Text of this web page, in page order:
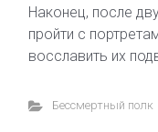
Наконец, после
пройти с
восславить их
Бессмертный полк